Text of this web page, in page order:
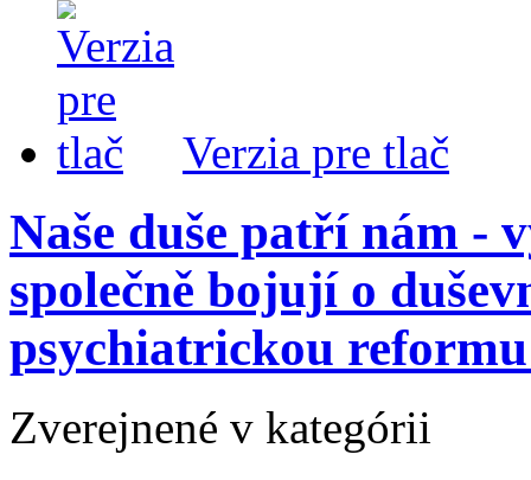
Verzia pre tlač
Naše duše patří nám -
společně bojují o
psychiatrickou
Zverejnené v kategórii